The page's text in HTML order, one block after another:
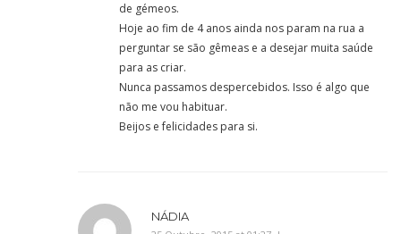
de gémeos.
Hoje ao fim de 4 anos ainda nos param na rua a
perguntar se são gêmeas e a desejar muita saúde
para as criar.
Nunca passamos despercebidos. Isso é algo que
não me vou habituar.
Beijos e felicidades para si.
NÁDIA